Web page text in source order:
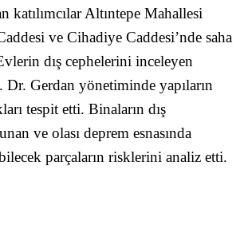
katılımcılar Altıntepe Mahallesi
ve Cihadiye Caddesi’nde saha
dış cephelerini inceleyen
Dr. Gerdan yönetiminde yapıların
tespit etti. Binaların dış
ve olası deprem esnasında
parçaların risklerini analiz etti.